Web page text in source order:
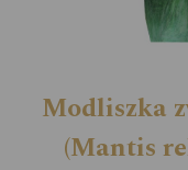
Modliszka
(Mantis